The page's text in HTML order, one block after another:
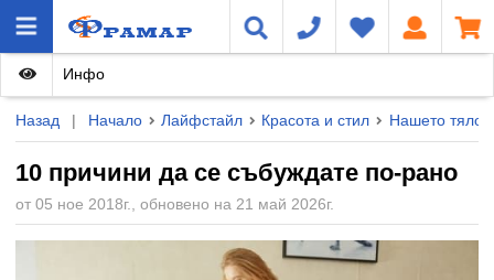
Назад | Начало Лайфстайл Красота и стил Нашето тяло
10 причини да се събуждате по-рано
от 05 ное 2018г., обновено на 21 май 2026г.
Инфо